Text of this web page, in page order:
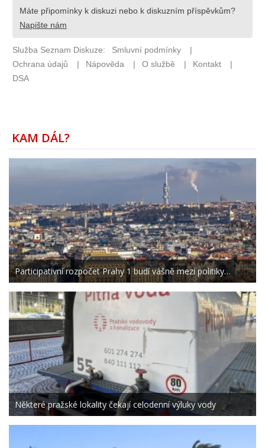
KAM DÁL?
Participativní rozpočet Prahy 1 budí vášně mezi politiky…
Některé pražské lokality čekají celodenní výluky vody